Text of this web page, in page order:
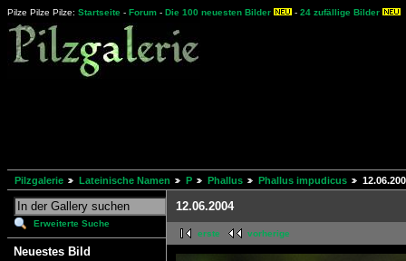
Pilze Pilze Pilze: Startseite - Forum - Die 100 neuesten Bilder - 24 zufällige Bilder
Pilzgalerie Lateinische Namen P Phallus Phallus impudicus
Erweiterte Suche
Neuestes Bild
12.06.2004
erste vorherige